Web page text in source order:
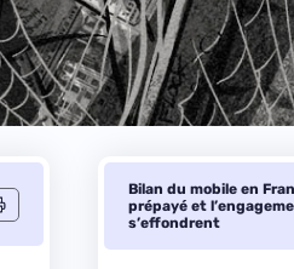
Bilan du mobile en
prépayé et
s’effondrent